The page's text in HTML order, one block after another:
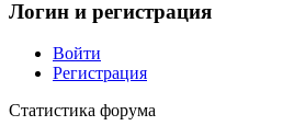
Логин и регистрация
Войти
Регистрация
Статистика форума